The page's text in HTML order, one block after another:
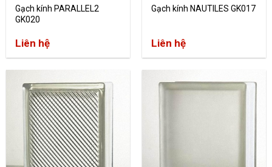
Gạch kính PARALLEL2
GK020
Liên hệ
Gạch kính NAUTILES GK017
Liên hệ